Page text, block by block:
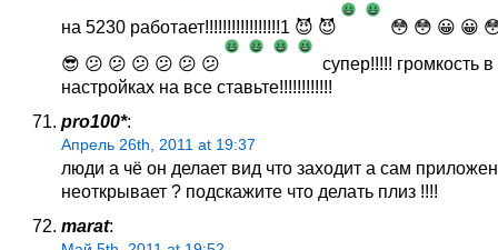
на 5230 работает!!!!!!!!!!!!!!!!!1 😈 😈
😳 😳 😀 😀
😎 😕 😕 😕 😕 😕 😕
супер!!!!! громкость в
настройках на все ставьте!!!!!!!!!!!!
pro100*:
Апрель 26th, 2011 at 19:37
люди а чё он делает вид что заходит а сам
неоткрывает ? подскажите что делать плиз !!!!
marat: